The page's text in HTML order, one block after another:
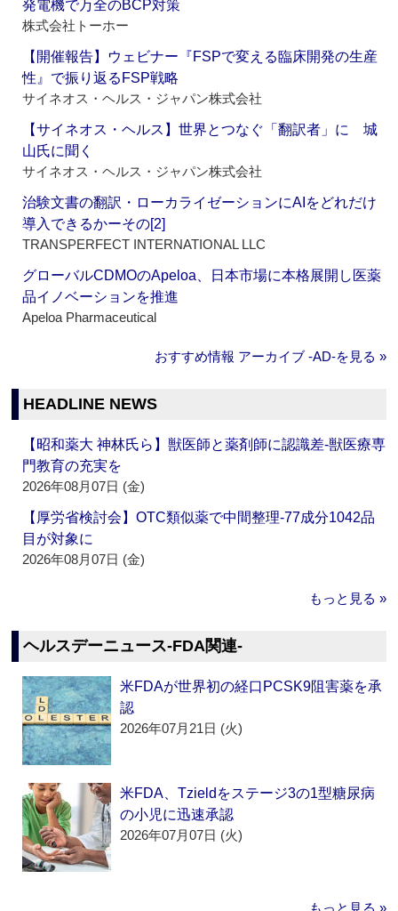
発電機で万全のBCP対策
株式会社トーホー
【開催報告】ウェビナー『FSPで変える臨床開発の生産
性』で振り返るFSP戦略
サイネオス・ヘルス・ジャパン株式会社
【サイネオス・ヘルス】世界とつなぐ「翻訳者」に 城
山氏に聞く
サイネオス・ヘルス・ジャパン株式会社
治験文書の翻訳・ローカライゼーションにAIをどれだけ
導入できるかーその[2]
TRANSPERFECT INTERNATIONAL LLC
グローバルCDMOのApeloa、日本市場に本格展開し医薬
品イノベーションを推進
Apeloa Pharmaceutical
おすすめ情報 アーカイブ ‐AD‐を見る »
HEADLINE NEWS
【昭和薬大 神林氏ら】獣医師と薬剤師に認識差‐獣医療専
門教育の充実を
2026年08月07日 (金)
【厚労省検討会】OTC類似薬で中間整理‐77成分1042品
目が対象に
2026年08月07日 (金)
もっと見る »
ヘルスデーニュース‐FDA関連‐
米FDAが世界初の経口PCSK9阻害薬を承
認
2026年07月21日 (火)
米FDA、Tzieldをステージ3の1型糖尿病
の小児に迅速承認
2026年07月07日 (火)